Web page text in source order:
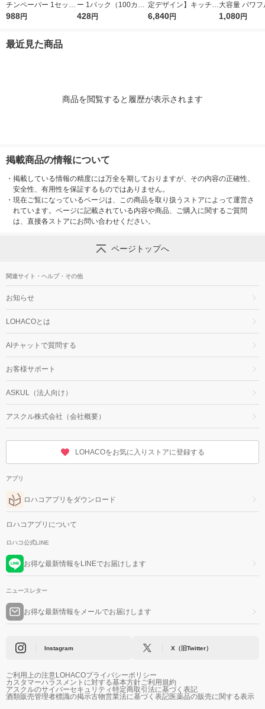
チンペーパー 1セット
（200組×4）スコッテ
タオル 日本製紙クレ
988円
ー 1パック（100カッ
ト×2ロール）超吸収
428円
定デザイン】キッチン
ペーパー スコッティ
6,840円
大容量 パワ
巻 キッチン
1,080円
最近見た商品
商品を閲覧すると履歴が表示されます
掲載商品の情報について
・ 掲載している情報の精度には万全を期しておりますが、その内容の正確性、
安全性、有用性を保証するものではありません。
・ 現在ご覧になっているページは、この商品を取り扱うストアによって運営さ
れています。ページに記載されている内容や商品、ご購入に関するご質問
は、直接各ストアにお問い合わせください。
ページトップへ
関連サイト・ヘルプ・その他
お知らせ
LOHACOとは
AIチャットで質問する
お客様サポート
ASKUL（法人向け）
アスクル株式会社（会社概要）
LOHACOをお気に入りストアに登録する
アプリ
ロハコアプリをダウンロード
ロハコアプリについて
ロハコ公式LINE
お得な最新情報をLINEでお届けします
ニュースレター
お得な最新情報をメールでお届けします
Instagram X（旧Twitter）
ご利用上の注意LOHACOプライバシーポリシー
カスタマーハラスメントに対する基本方針ご利用規約
アスクルのサイバーセキュリティ特定商取引法に基づく表記
酒類販売管理者標識の掲示古物営業法に基づく表記医薬品の販売に関する表示